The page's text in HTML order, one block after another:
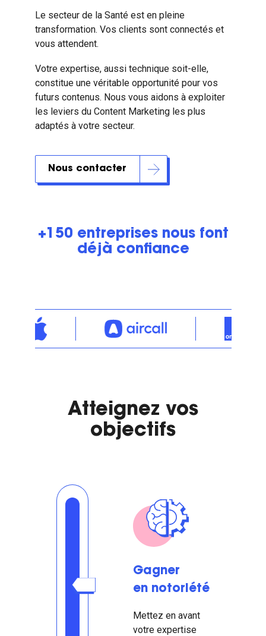
Le secteur de la Santé est en pleine
transformation. Vos clients sont connectés et
vous attendent.
Votre expertise, aussi technique soit-elle,
constitue une véritable opportunité pour vos
futurs contenus. Nous vous aidons à exploiter
les leviers du Content Marketing les plus
adaptés à votre secteur.
Nous contacter
+150 entreprises nous font
déjà confiance
Atteignez vos
objectifs
Gagner
en notoriété
Mettez en avant
votre expertise